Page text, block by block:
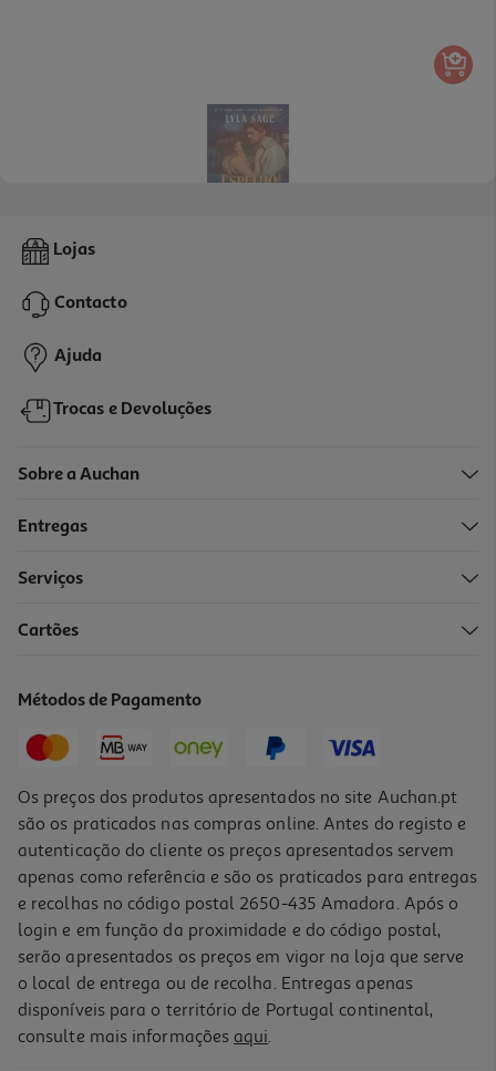
Livro Espelho De Ti De Lyla Sage
-10%
19,50 € PVP de editor
-10%
Livro A Médica De Família De J M Dalgliesh
Lojas
Contacto
Ajuda
Trocas e Devoluções
Sobre a Auchan
Entregas
Serviços
Cartões
Métodos de Pagamento
Os preços dos produtos apresentados no site Auchan.pt
são os praticados nas compras online. Antes do registo e
autenticação do cliente os preços apresentados servem
apenas como referência e são os praticados para entregas
e recolhas no código postal 2650-435 Amadora. Após o
login e em função da proximidade e do código postal,
serão apresentados os preços em vigor na loja que serve
o local de entrega ou de recolha. Entregas apenas
disponíveis para o território de Portugal continental,
consulte mais informações aqui.